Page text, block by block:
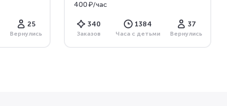
25
Вернулись
400 ₽/час
340
Заказов
1384
Часа с детьми
37
Вернулись